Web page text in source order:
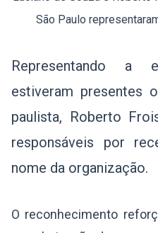
São Paulo
Representando a
estiveram presentes
paulista, Roberto
responsáveis por
nome da organização.
O reconhecimento